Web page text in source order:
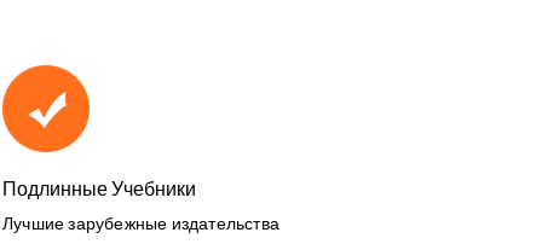
Подлинные Учебники
Лучшие зарубежные издательства